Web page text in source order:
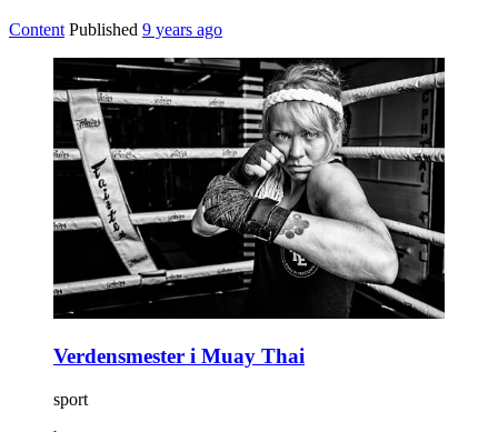
Content Published 9 years ago
Verdensmester i Muay Thai
sport